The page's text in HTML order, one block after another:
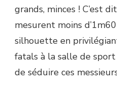
grands, minces ! C’est
mesurent moins
silhouette en
fatals à la salle de
de séduire ces